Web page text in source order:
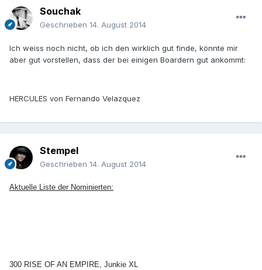
Souchak
Geschrieben 14. August 2014
Ich weiss noch nicht, ob ich den wirklich gut finde, könnte mir
aber gut vorstellen, dass der bei einigen Boardern gut ankommt:
HERCULES von Fernando Velazquez
Stempel
Geschrieben 14. August 2014
Aktuelle Liste der Nominierten:
300 RISE OF AN EMPIRE, Junkie XL